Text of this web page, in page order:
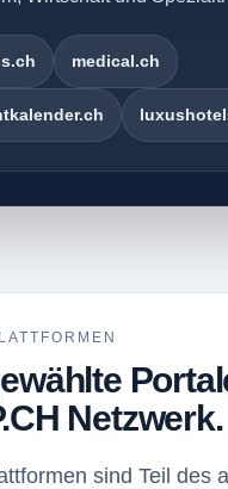
medical.ch
Netzwerk.
sind Teil des